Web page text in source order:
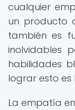
cualquier
un producto
también es
inolvidables
habilidades
lograr esto
La empatía